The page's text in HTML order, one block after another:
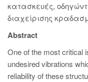
κατασκευές,
διαχείρισης
Abstract
One of the most critical
undesired vibrations
reliability of these